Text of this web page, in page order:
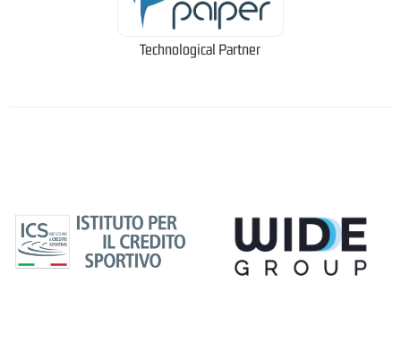
Technological Partner